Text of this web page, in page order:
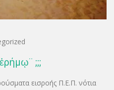
;;;
εισροής Π.Ε.Π. νότια